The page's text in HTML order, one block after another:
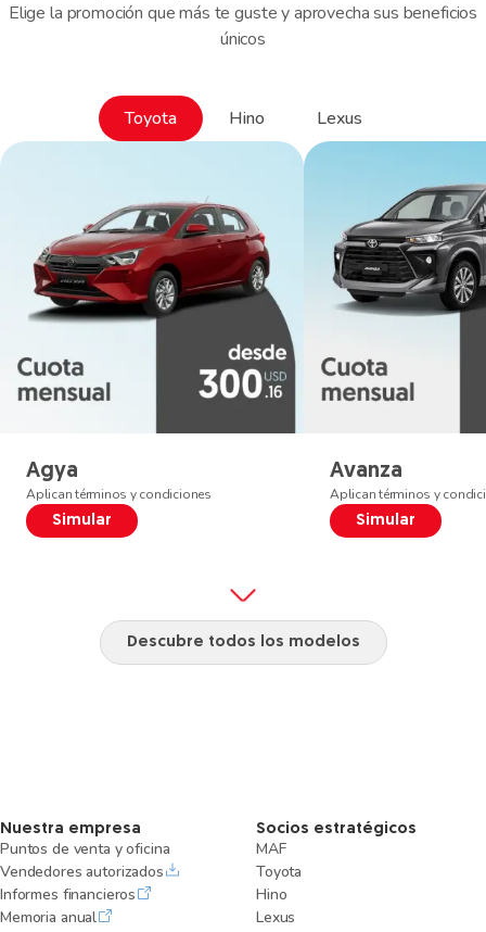
Elige la promoción que más te guste y aprovecha sus beneficios
únicos
Toyota Hino Lexus
Agya
Aplican términos y condiciones
Simular
Avanza
Aplican términos y
Simular
Descubre todos los modelos
Nuestra empresa
Puntos de venta y oficina
Vendedores autorizados
Informes financieros
Memoria anual
Socios estratégicos
MAF
Toyota
Hino
Lexus